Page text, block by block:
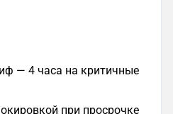
— 4 часа на критичные
при просрочке